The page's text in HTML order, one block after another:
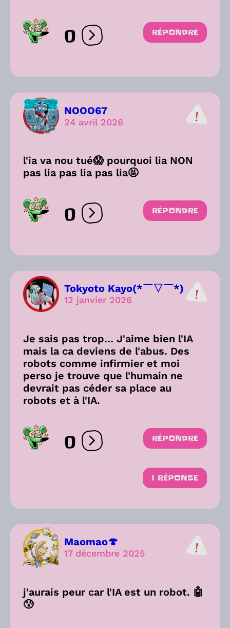
0 Ouvrir les réactions
RÉPONDRE
NOOO67
24 avril 2026
l'ia va nou tué😱 pourquoi lia NON
pas lia pas lia pas lia🤬
0 Ouvrir les réactions
RÉPONDRE
Tokyoto Kayo(*￣▽￣*)
12 janvier 2026
Je sais pas trop… J'aime bien l'IA
mais la ca deviens de l'abus. Des
robots comme infirmier et moi
perso je trouve que l'humain ne
devrait pas céder sa place au
robots et à l'IA.
0 Ouvrir les réactions
RÉPONDRE
1 RÉPONSE
Maomao🍄
17 décembre 2025
j'aurais peur car l'IA est un robot. 🤖
😰